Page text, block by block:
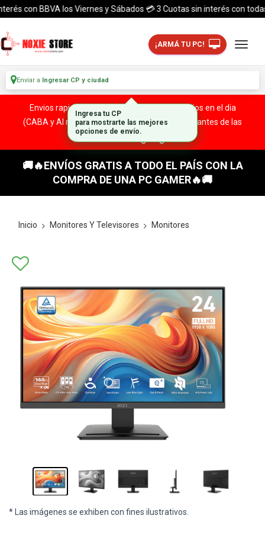
con BBVA los Viernes y Sábados 💳 3 Cuotas sin interés con todas
¡ARMÁ TU PC!
Enviar a Ingresar CP y ciudad
Envios rapidos y seguros a todo el pais. ¡ Envios en el dia
(CABA y Al rededores) Acreditando tu compra antes de las
13:00 HS!
🚚🔥ENVÍOS GRATIS A TODO EL PAÍS CON LA
COMPRA DE UNA PC GAMER🔥🚚
Inicio Monitores Y Televisores Monitores
* Las imágenes se exhiben con fines ilustrativos.